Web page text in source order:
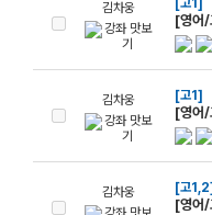
김차웅 [고1]
[영어/
김차웅 [고1]
[영어/
김차웅 [고
[영어/